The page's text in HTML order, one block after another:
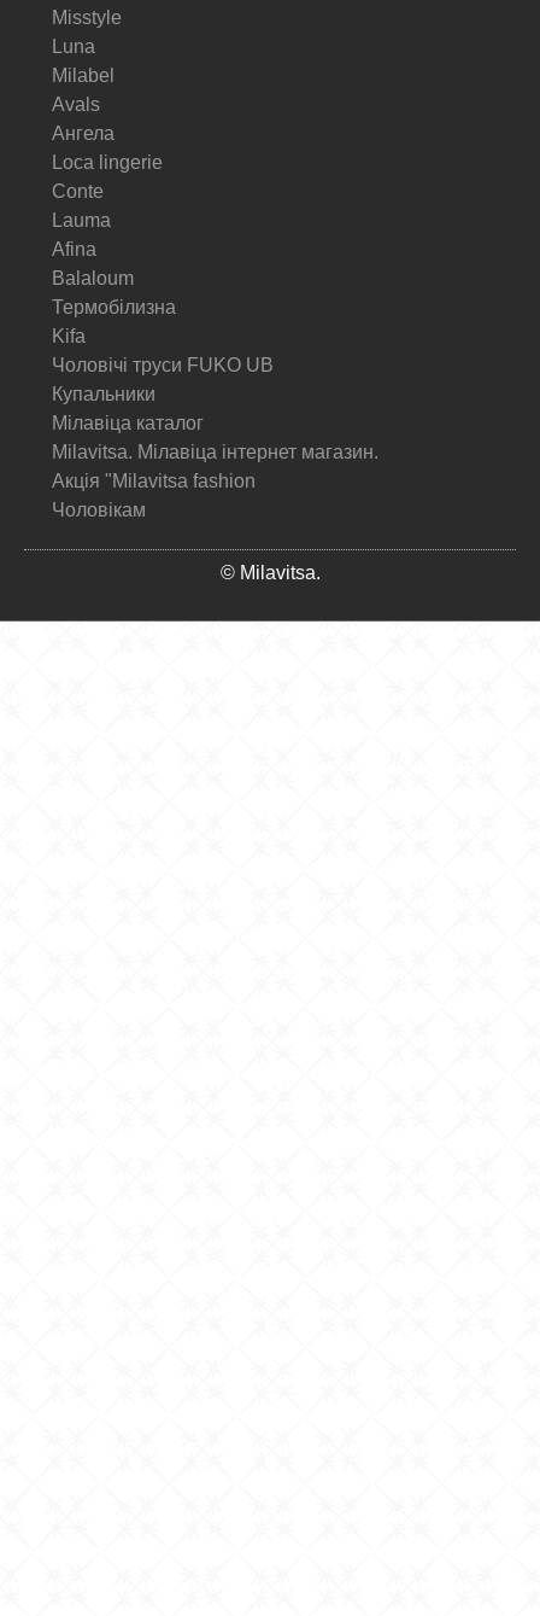
Misstyle
Luna
Milabel
Avals
Ангела
Loca lingerie
Conte
Lauma
Afina
Balaloum
Термобілизна
Kifa
Чоловічі труси FUKO UB
Купальники
Мілавіца каталог
Milavitsa. Мілавіца інтернет магазин.
Акція "Milavitsa fashion
Чоловікам
© Milavitsa.